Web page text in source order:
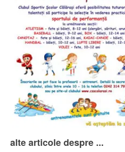
alte articole despre ...